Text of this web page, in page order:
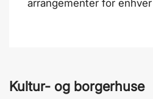
arrangementer for
Kultur- og borgerhuse